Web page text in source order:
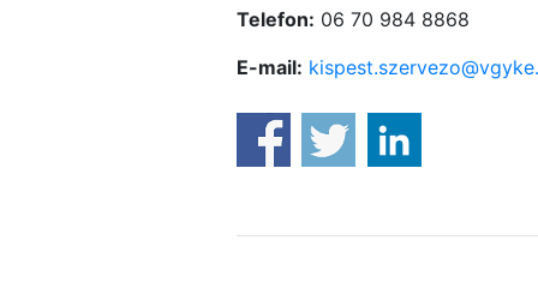
Telefon: 06 70 984 8868
E-mail: